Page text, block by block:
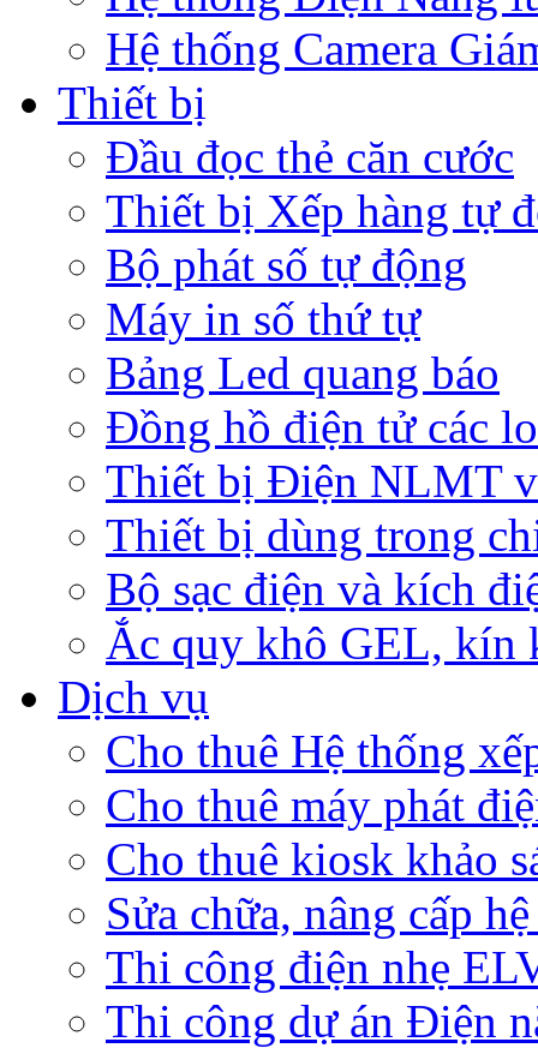
Hệ thống Camera
Thiết bị
Đầu đọc thẻ căn cước
Thiết bị Xếp hàng tự
Bộ phát số tự động
Máy in số thứ tự
Bảng Led quang báo
Đồng hồ điện tử các
Thiết bị Điện NLMT
Thiết bị dùng trong
Bộ sạc điện và kích
Ắc quy khô GEL, kín
Dịch vụ
Cho thuê Hệ thống
Cho thuê máy phát
Cho thuê kiosk khảo
Sửa chữa, nâng cấp
Thi công điện nhẹ
Thi công dự án Điện